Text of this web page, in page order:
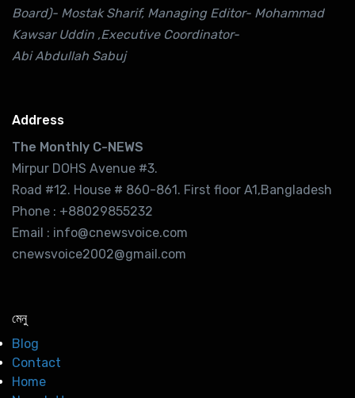
Board)- Mostak Sharif, Managing Editor- Mohammad
Kawsar Uddin ,Executive Coordinator-
Abi Abdullah Sabuj
Address
The Monthly C-NEWS
Mirpur DOHS Avenue #3.
Road #12. House # 860-861. First floor A1,Bangladesh
Phone : +88029855232
Email : info@cnewsvoice.com
cnewsvoice2002@gmail.com
মেনু
Blog
Contact
Home